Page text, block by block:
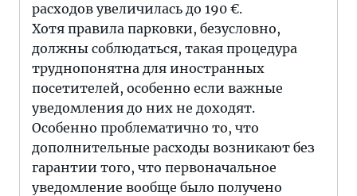
расходов увеличилась до 190 €.
Хотя правила парковки, безусловно,
должны соблюдаться, такая процедура
труднопонятна для иностранных
посетителей, особенно если важные
уведомления до них не доходят.
Особенно проблематично то, что
дополнительные расходы возникают без
гарантии того, что первоначальное
уведомление вообще было получено